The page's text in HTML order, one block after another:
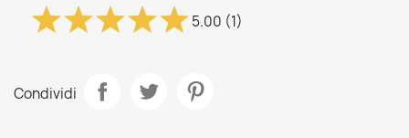
5.00 (1)
Condividi